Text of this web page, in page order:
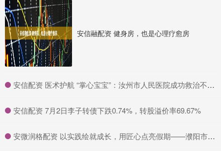
安信融配资 健身房，也是心理疗愈房
​安信配资 医术护航 “掌心宝宝”：汝州市人民医院成功救治不到 2 斤超早产儿_新生儿科_体重_治疗
​安信配资 7月2日李子转债下跌0.74%，转股溢价率69.67%
​安微润格配资 以实践绘就成长，用匠心点亮假期——濮阳市昆吾小学举行特色暑假作业展评活动